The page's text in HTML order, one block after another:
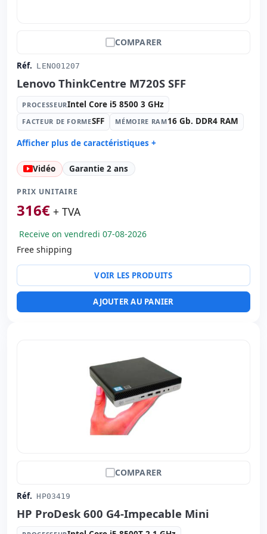
COMPARER
Réf. LENO01207
Lenovo ThinkCentre M720S SFF
PROCESSEURIntel Core i5 8500 3 GHz
FACTEUR DE FORMESFF MÉMOIRE RAM16 Gb. DDR4 RAM
Afficher plus de caractéristiques +
Processeur: Intel Core i5 8500 3 GHz.
Facteur de forme: SFF
Mémoire RAM:
Disque dur: 512 Gb. SSD
Son: Realtek Audio
Réseau: Ethernet I219-v
Système opératif: Windows 11 Pro
Série · 4x USB 2.0 · USB-C · 4x USB 3.1
Ports vidéo: VGA · 2x Display Port
RJ-45
Vidéo Garantie 2 ans
PRIX UNITAIRE
316€ + TVA
Receive on vendredi 07-08-2026
Free shipping
VOIR LES PRODUITS
AJOUTER AU PANIER
COMPARER
Réf. HP03419
HP ProDesk 600 G4-Impecable Mini